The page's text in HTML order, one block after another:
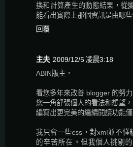
換和計算產生的動態結果，從
能看出實際上那個資訊是由哪
回覆
主夫 2009/12/5 凌晨3:18
ABIN版主，
看您多年來改善 blogger 的努
您一角舒張個人的看法和想望
編寫出更完美的繼續閱讀功能僅
我只會一些css，對xml並不懂
的辛苦所在。但我個人挑剔